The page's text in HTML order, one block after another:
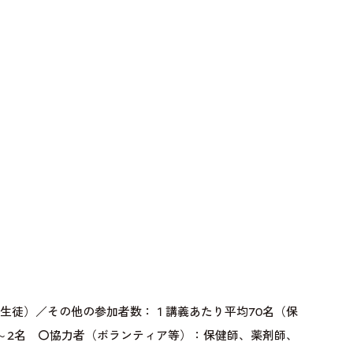
徒）／その他の参加者数：１講義あたり平均70名（保
〇協力者（ボランティア等）：保健師、薬剤師、